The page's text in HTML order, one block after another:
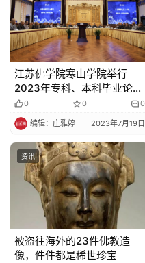
江苏佛学院寒山学院举行
2023年专科、本科毕业论文
答辩
0 0 0
编辑：庄雅婷 2023年7月19日
资讯
被盗往海外的23件佛教造
像，件件都是稀世珍宝